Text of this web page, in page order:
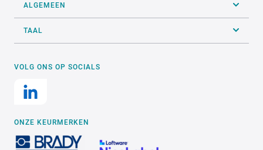
ALGEMEEN
TAAL
VOLG ONS OP SOCIALS
ONZE KEURMERKEN